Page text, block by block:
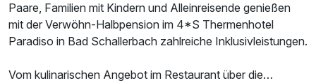
Paare, Familien mit Kindern und Alleinreisende genießen
mit der Verwöhn-Halbpension im 4*S Thermenhotel
Paradiso in Bad Schallerbach zahlreiche Inklusivleistungen.
Vom kulinarischen Angebot im Restaurant über die